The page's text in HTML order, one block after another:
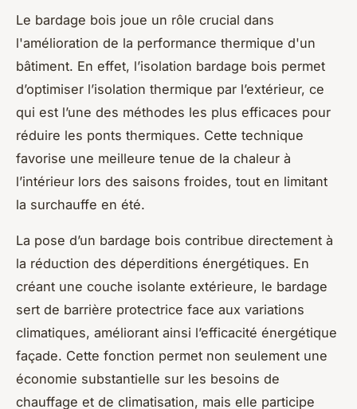
Le bardage bois joue un rôle crucial dans
l'amélioration de la performance thermique d'un
bâtiment. En effet, l’isolation bardage bois permet
d’optimiser l’isolation thermique par l’extérieur, ce
qui est l’une des méthodes les plus efficaces pour
réduire les ponts thermiques. Cette technique
favorise une meilleure tenue de la chaleur à
l’intérieur lors des saisons froides, tout en limitant
la surchauffe en été.
La pose d’un bardage bois contribue directement à
la réduction des déperditions énergétiques. En
créant une couche isolante extérieure, le bardage
sert de barrière protectrice face aux variations
climatiques, améliorant ainsi l’efficacité énergétique
façade. Cette fonction permet non seulement une
économie substantielle sur les besoins de
chauffage et de climatisation, mais elle participe